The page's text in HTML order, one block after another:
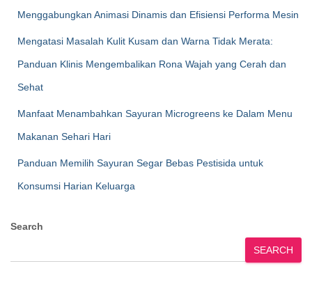
Menggabungkan Animasi Dinamis dan Efisiensi Performa Mesin
Mengatasi Masalah Kulit Kusam dan Warna Tidak Merata:
Panduan Klinis Mengembalikan Rona Wajah yang Cerah dan
Sehat
Manfaat Menambahkan Sayuran Microgreens ke Dalam Menu
Makanan Sehari Hari
Panduan Memilih Sayuran Segar Bebas Pestisida untuk
Konsumsi Harian Keluarga
Search
SEARCH